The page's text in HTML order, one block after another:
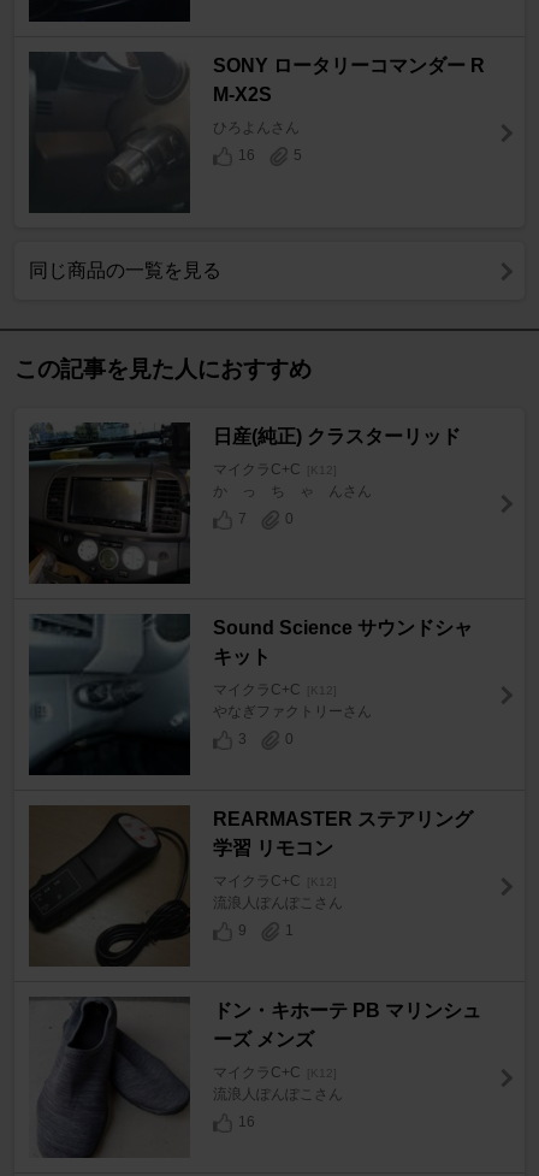
SONY ロータリーコマンダー R
M-X2S
ひろよんさん
16
5
同じ商品の一覧を見る
この記事を見た人におすすめ
日産(純正) クラスターリッド
マイクラC+C
か っ ち ゃ んさん
7
0
Sound Science サウンドシャ
キット
マイクラC+C
やなぎファクトリーさん
3
0
REARMASTER ステアリング
学習 リモコン
マイクラC+C
流浪人ぽんぽこさん
9
1
ドン・キホーテ PB マリンシュ
ーズ メンズ
マイクラC+C
流浪人ぽんぽこさん
16